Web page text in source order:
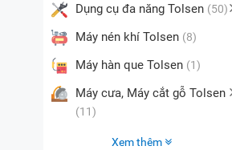
Dụng cụ đa năng Tolsen (50)
Máy nén khí Tolsen (8)
Máy hàn que Tolsen (1)
Máy cưa, Máy cắt gỗ Tolsen
(11)
Xem thêm